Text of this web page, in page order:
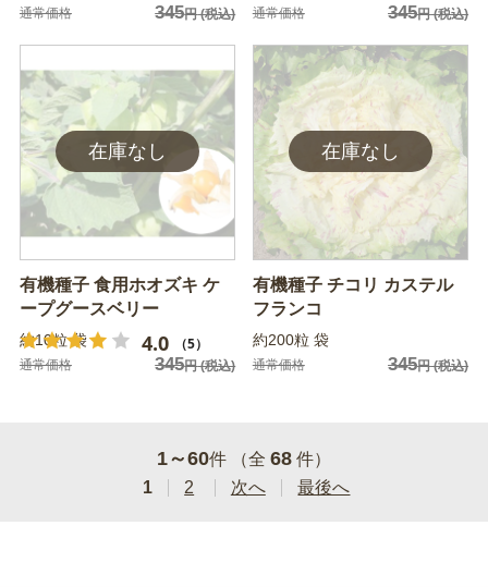
通常価格 345円(税込) 通常価格 345円(税込)
有機種子 食用ホオズキ ケ
ープグースベリー
4.0 （5）
約10粒 袋
通常価格 345円(税込)
有機種子 チコリ カステル
フランコ
約200粒 袋
通常価格 345円(税込)
1～60件 （全 68 件）
1
2 次へ 最後へ